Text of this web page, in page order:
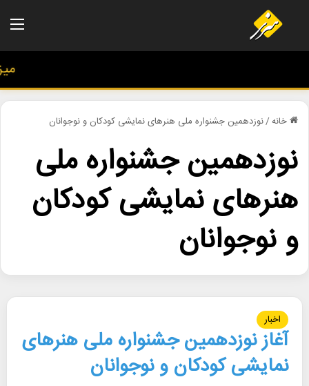
خانه/نوزدهمین جشنواره ملی هنرهای نمایشی کودکان و نوجوانان
نوزدهمین جشنواره ملی
هنرهای نمایشی کودکان
و نوجوانان
اخبار
آغاز نوزدهمین جشنواره ملی هنرهای
نمایشی کودکان و نوجوانان